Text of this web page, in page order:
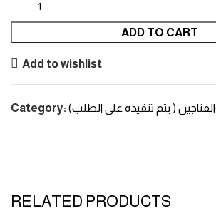
ADD TO CART
Add to wishlist
Category: ( يتم تنفيذه على الطلب)
RELATED PRODUCTS